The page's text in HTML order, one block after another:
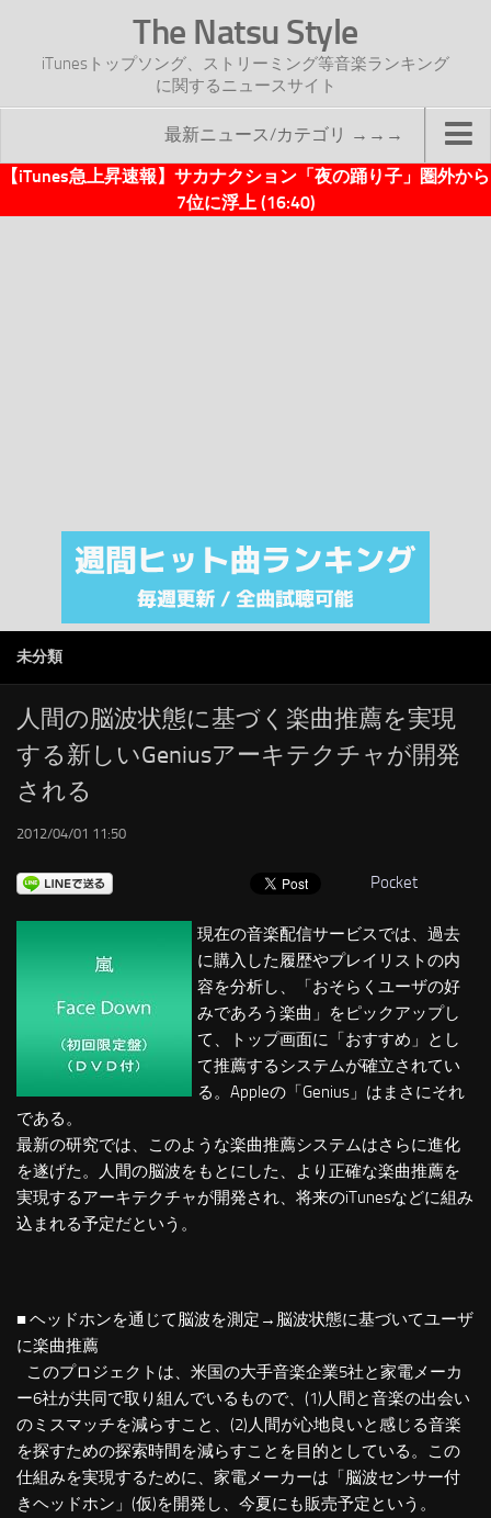
The Natsu Style
iTunesトップソング、ストリーミング等音楽ランキング
に関するニュースサイト
最新ニュース/カテゴリ →→→
TOP
注目カテゴリ
オリジナルiTunes週間トップソング
RSS
LINKS
【iTunes急上昇速報】サカナクション「夜の踊り子」圏外から
7位に浮上 (16:40)
未分類
人間の脳波状態に基づく楽曲推薦を実現
する新しいGeniusアーキテクチャが開発
される
2012/04/01 11:50
Pocket
現在の音楽配信サービスでは、過去
に購入した履歴やプレイリストの内
容を分析し、「おそらくユーザの好
みであろう楽曲」をピックアップし
て、トップ画面に「おすすめ」とし
て推薦するシステムが確立されてい
る。Appleの「Genius」はまさにそれ
である。
最新の研究では、このような楽曲推薦システムはさらに進化
を遂げた。人間の脳波をもとにした、より正確な楽曲推薦を
実現するアーキテクチャが開発され、将来のiTunesなどに組み
込まれる予定だという。
■ ヘッドホンを通じて脳波を測定→脳波状態に基づいてユーザ
に楽曲推薦
このプロジェクトは、米国の大手音楽企業5社と家電メーカ
ー6社が共同で取り組んでいるもので、(1)人間と音楽の出会い
のミスマッチを減らすこと、(2)人間が心地良いと感じる音楽
を探すための探索時間を減らすことを目的としている。この
仕組みを実現するために、家電メーカーは「脳波センサー付
きヘッドホン」(仮)を開発し、今夏にも販売予定という。